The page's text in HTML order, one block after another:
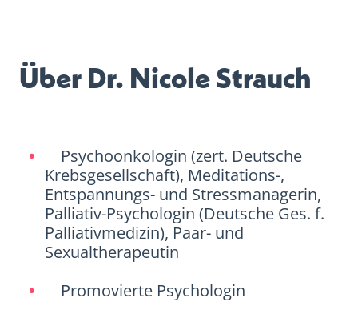
Über Dr. Nicole Strauch
Psychoonkologin (zert. Deutsche
Krebsgesellschaft), Meditations-,
Entspannungs- und Stressmanagerin,
Palliativ-Psychologin (Deutsche Ges. f.
Palliativmedizin), Paar- und
Sexualtherapeutin
Promovierte Psychologin